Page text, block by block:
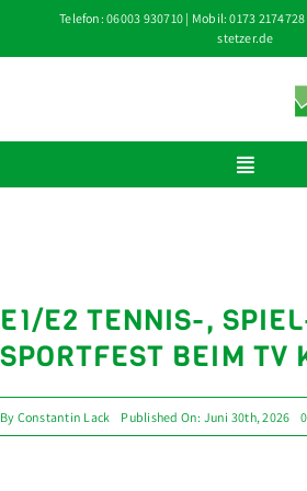
Telefon: 06003 930710 | Mobil: 0173 2174728
stetzer.de
Toggle
ÜBER UNS
TRAINING
AKTUELLE TERMINE
E1/E2 TENNIS-,
SPORTFEST BEIM TV
By Constantin Lack Published On: Juni 30th, 2026